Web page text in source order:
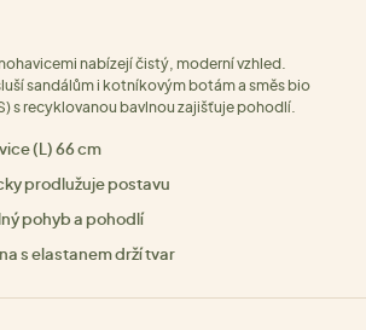
nabízejí čistý, moderní vzhled.
sandálům i kotníkovým botám a směs bio
s recyklovanou bavlnou zajišťuje pohodlí.
(L) 66 cm
prodlužuje postavu
pohyb a pohodlí
s elastanem drží tvar